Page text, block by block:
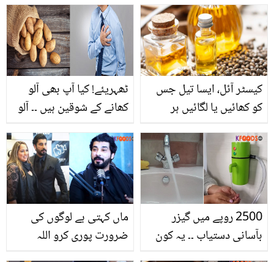
بڑے فرق تلاش کریں؟
لوگوں نے حرا مانی کو آڑے
ہاتھوں لے لیا؟
ٹھہریئے! کیا آپ بھی آلو
کھانے کے شوقین ہیں ۔۔ آلو
جانیے نئی تحقیق
کیسٹر آئل، ایسا تیل جس
کو کھائیں یا لگائیں ہر
ماں کہتی ہے لوگوں کی
ضرورت پوری کرو اللہ
2500 روپے میں گیزر
بآسانی دستیاب ۔۔ یہ کون